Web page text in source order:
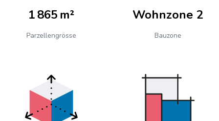
1 865 m²
Parzellengrösse
Wohnzone 2
Bauzone